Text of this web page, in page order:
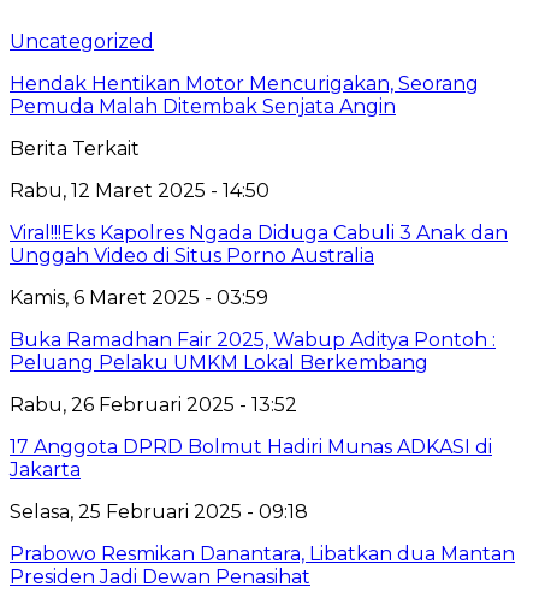
Uncategorized
Hendak Hentikan Motor Mencurigakan, Seorang
Pemuda Malah Ditembak Senjata Angin
Berita Terkait
Rabu, 12 Maret 2025 - 14:50
Viral!!!Eks Kapolres Ngada Diduga Cabuli 3 Anak dan
Unggah Video di Situs Porno Australia
Kamis, 6 Maret 2025 - 03:59
Buka Ramadhan Fair 2025, Wabup Aditya Pontoh :
Peluang Pelaku UMKM Lokal Berkembang
Rabu, 26 Februari 2025 - 13:52
17 Anggota DPRD Bolmut Hadiri Munas ADKASI di
Jakarta
Selasa, 25 Februari 2025 - 09:18
Prabowo Resmikan Danantara, Libatkan dua Mantan
Presiden Jadi Dewan Penasihat